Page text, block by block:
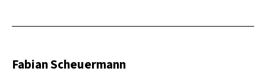
Fabian Scheuermann